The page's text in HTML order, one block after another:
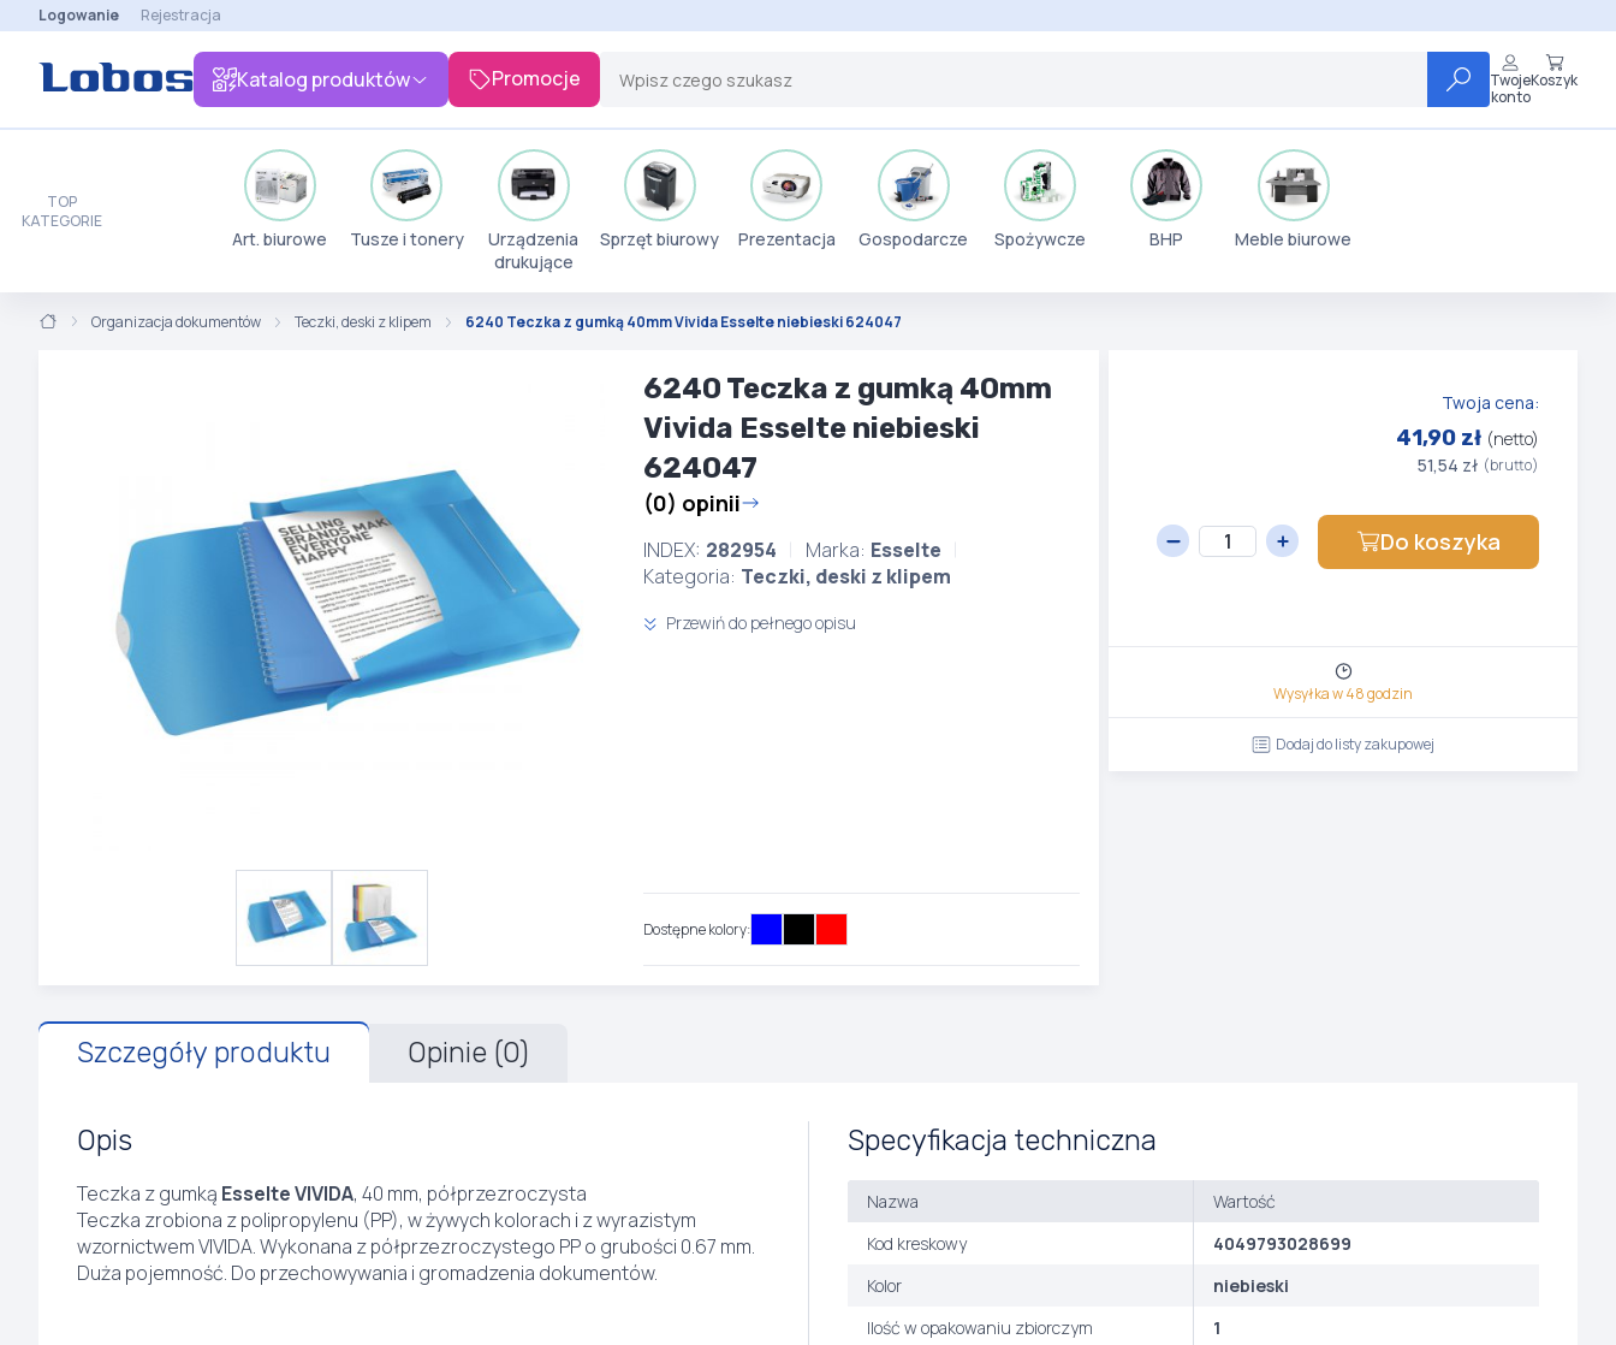
Logowanie Rejestracja
Katalog produktów Promocje
Twoje
konto
Koszyk
TOP
KATEGORIE
Art. biurowe Tusze i tonery
Urządzenia
drukujące
Sprzęt biurowy Prezentacja Gospodarcze Spożywcze BHP Meble biurowe
Organizacja dokumentów Teczki, deski z klipem 6240 Teczka z gumką 40mm Vivida Esselte niebieski 624047
6240 Teczka z gumką 40mm
Vivida Esselte niebieski
624047
(0) opinii
INDEX: 282954 Marka: Esselte
Kategoria: Teczki, deski z klipem
Przewiń do pełnego opisu
Dostępne kolory:
Twoja cena:
41,90 zł (netto)
51,54 zł (brutto)
Do koszyka
Wysyłka w 48 godzin
Dodaj do listy zakupowej
Szczegóły produktu Opinie (0)
Opis
Teczka z gumką Esselte VIVIDA, 40 mm, półprzezroczysta
Teczka zrobiona z polipropylenu (PP), w żywych kolorach i z wyrazistym
wzornictwem VIVIDA. Wykonana z półprzezroczystego PP o grubości 0.67 mm.
Duża pojemność. Do przechowywania i gromadzenia dokumentów.
Specyfikacja techniczna
Nazwa
Wartość
Kod kreskowy
4049793028699
Kolor
niebieski
Ilość w opakowaniu zbiorczym
1